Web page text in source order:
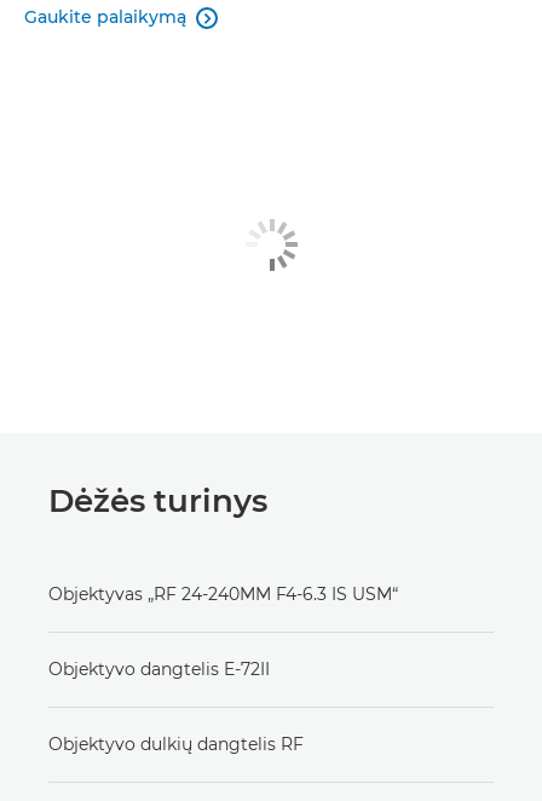
Gaukite palaikymą 
Dėžės turinys
Objektyvas „RF 24-240MM F4-6.3 IS USM“
Objektyvo dangtelis E-72II
Objektyvo dulkių dangtelis RF